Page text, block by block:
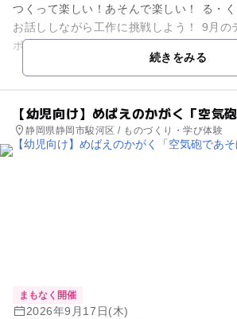
つくって楽しい！あそんで楽しい！ る・
お話ししながら工作に挑戦しよう！ 9月のテーマは「絵がわり
ボックス」。 さっき見た絵とちがう絵にな
続きをみる
【幼児向け】めばえのかがく「空気
静岡県静岡市駿河区 / ものづくり・学び体験
まもなく開催
2026年9月17日(木)